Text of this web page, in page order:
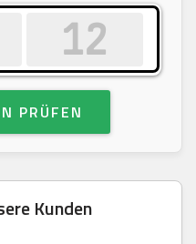
PRÜFEN
Kunden